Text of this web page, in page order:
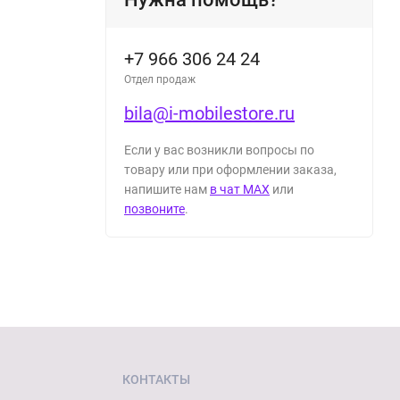
+7 966 306 24 24
Отдел продаж
bila@i-mobilestore.ru
Если у вас возникли вопросы по
товару или при оформлении заказа,
напишите нам в чат MAX или
позвоните.
КОНТАКТЫ